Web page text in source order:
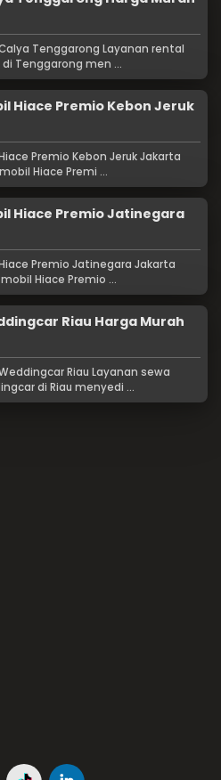
Tenggarong Layanan rental
Tenggarong men ...
Hiace Premio Kebon Jeruk
Premio Kebon Jeruk Jakarta
Hiace Premi ...
Hiace Premio Jatinegara
Premio Jatinegara Jakarta
Hiace Premio ...
Riau Harga Murah
Riau Layanan sewa
di Riau menyedi ...